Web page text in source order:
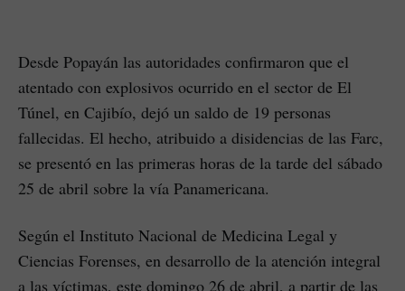
Desde Popayán las autoridades confirmaron que el
atentado con explosivos ocurrido en el sector de El
Túnel, en Cajibío, dejó un saldo de 19 personas
fallecidas. El hecho, atribuido a disidencias de las Farc,
se presentó en las primeras horas de la tarde del sábado
25 de abril sobre la vía Panamericana.
Según el Instituto Nacional de Medicina Legal y
Ciencias Forenses, en desarrollo de la atención integral
a las víctimas, este domingo 26 de abril, a partir de las